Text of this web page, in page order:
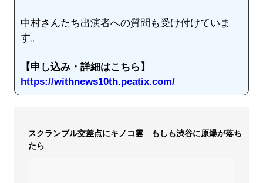
中村さんたち出演者への質問も受け付けていま
す。
【申し込み・詳細はこちら】
https://withnews10th.peatix.com/
スクランブル交差点にキノコ雲 もしも渋谷に原爆が落ち
たら